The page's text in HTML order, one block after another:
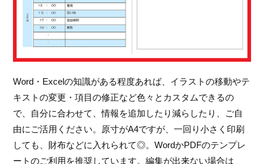
Word・Excelの知識がある程度あれば、イラストの移動やテ
キストの変更・項目の修正など色々とカスタムできるの
で、自分に合わせて、情報を追加したり減らしたり、ご自
由にご活用ください。原寸がA4ですが、一回り小さく印刷
しても、財布などに入れられて◎。WordかPDFのテンプレ
ートのご利用を推奨しています。編集が出来ない場合は